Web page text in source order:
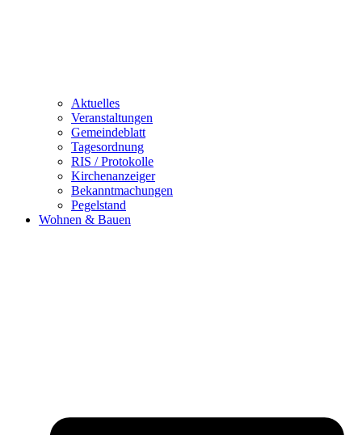
Aktuelles
Veranstaltungen
Gemeindeblatt
Tagesordnung
RIS / Protokolle
Kirchenanzeiger
Bekanntmachungen
Pegelstand
Wohnen & Bauen